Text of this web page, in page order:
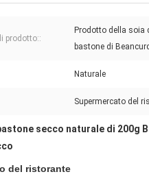
prodotto::
Prodotto della soia
bastone di Beancurd
Naturale
Supermercato del
secco naturale di 200g
del ristorante